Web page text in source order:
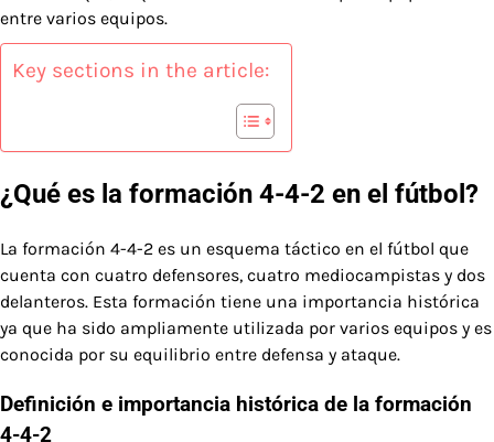
entre varios equipos.
Key sections in the article:
¿Qué es la formación 4-4-2 en el fútbol?
La formación 4-4-2 es un esquema táctico en el fútbol que
cuenta con cuatro defensores, cuatro mediocampistas y dos
delanteros. Esta formación tiene una importancia histórica
ya que ha sido ampliamente utilizada por varios equipos y es
conocida por su equilibrio entre defensa y ataque.
Definición e importancia histórica de la formación
4-4-2